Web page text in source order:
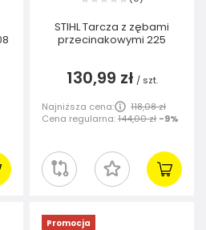
STIHL Tarcza z zębami
przecinakowymi 225
130,99 zł / szt.
Najniższa cena:
118,08 zł
Cena regularna:144,00 zł -9%
Promocja